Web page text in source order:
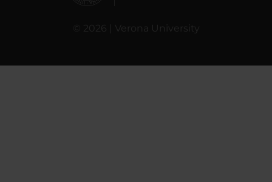
© 2026 | Verona University